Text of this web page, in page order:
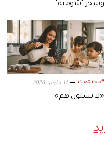
وسحر "شوميه"
#مجتمعك 11 مارس 2026
«لا تشلون هم»